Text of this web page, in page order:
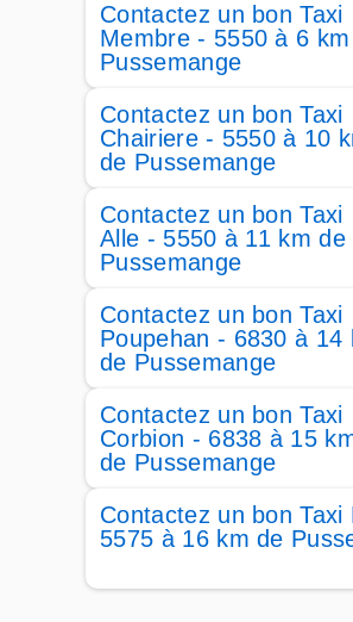
Contactez un bon Taxi
Membre - 5550 à 6
Pussemange
Contactez un bon Taxi
Chairiere - 5550 à 10
de Pussemange
Contactez un bon Taxi
Alle - 5550 à 11 km de
Pussemange
Contactez un bon Taxi
Poupehan - 6830 à 14
de Pussemange
Contactez un bon Taxi
Corbion - 6838 à 15
de Pussemange
Contactez un bon Taxi
5575 à 16 km de